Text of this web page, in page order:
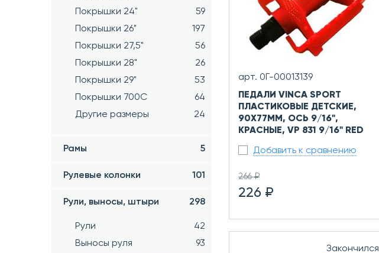
Покрышки 24"
59
Покрышки 26"
197
Покрышки 27,5"
56
Покрышки 28"
26
Покрышки 29"
53
Покрышки 700C
64
Другие размеры
24
Рамы 5
Рулевые колонки 101
Рули, выносы, штыри 298
Рули
42
Выносы руля
93
арт. 0Г-00013139
ПЕДАЛИ VINCA SPORT
ПЛАСТИКОВЫЕ ДЕТСКИЕ,
90X77ММ, ОСЬ 9/16",
КРАСНЫЕ, VP 831 9/16" RED
Добавить к сравнению
266 ₽
226 ₽
Закончился